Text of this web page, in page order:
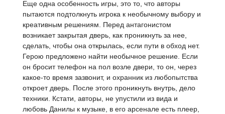
Еще одна особенность игры, это то, что авторы
пытаются подтолкнуть игрока к необычному выбору и
креативным решениям. Перед антагонистом
возникает закрытая дверь, как проникнуть за нее,
сделать, чтобы она открылась, если пути в обход нет.
Герою предложено найти необычное решение. Если
он бросит телефон на пол возле двери, то он, через
какое-то время зазвонит, и охранник из любопытства
откроет дверь. После этого проникнуть внутрь, дело
техники. Кстати, авторы, не упустили из вида и
любовь Данилы к музыке, в его арсенале есть плеер,